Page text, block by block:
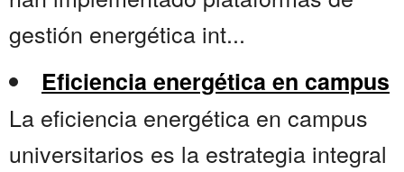
gestión energética int...
Eficiencia energética en campus
La eficiencia energética en campus
universitarios es la estrategia integral